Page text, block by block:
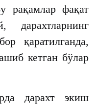
рақамлар фақат
қаратилганда,
кетган бўлар
дарахт экиш